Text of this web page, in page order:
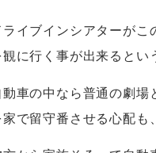
ライブインシアターが
観に行く事が出来るとい
動車の中なら普通の劇
家で留守番させる心配も